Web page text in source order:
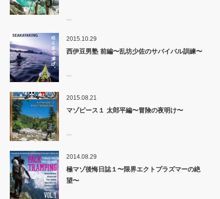
2015.10.29
西伊豆男塾 前編〜乱坊少佐のサバイバル訓練〜
2015.08.21
マゾピース１ 太郎平編〜冒険の夜明け〜
2014.08.29
極マゾ後悔日誌１〜限界エクトプラズマーの絶
望〜